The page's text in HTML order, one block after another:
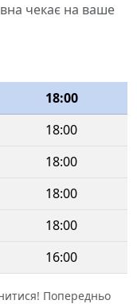
чекає на ваше
18:00
18:00
18:00
18:00
18:00
16:00
Попередньо